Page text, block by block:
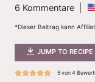
6 Kommentare
*Dieser Beitrag kann
JUMP TO RECIPE
5von4